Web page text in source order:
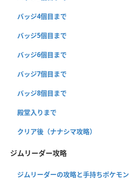
バッジ4個目まで
バッジ5個目まで
バッジ6個目まで
バッジ7個目まで
バッジ8個目まで
殿堂入りまで
クリア後（ナナシマ攻略）
ジムリーダー攻略
ジムリーダーの攻略と手持ちポケモン